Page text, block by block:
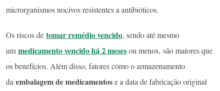
microrganismos nocivos resistentes a antibióticos.
Os riscos de tomar remédio vencido, sendo até mesmo
um medicamento vencido há 2 mesesou menos, são maiores que
os benefícios. Além disso, fatores como o armazenamento
da embalagem de medicamentose a data de fabricação original